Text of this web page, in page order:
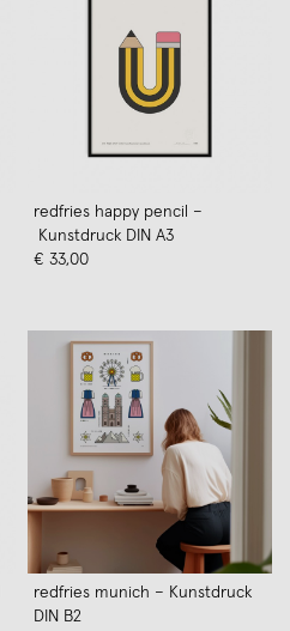
redfries happy pencil –
Kunstdruck DIN A3
€ 33,00
redfries munich – Kunstdruck
DIN B2